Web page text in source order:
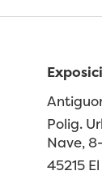
Polig.
Nave,
45215